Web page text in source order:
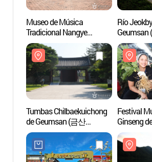
Museo de Música
Tradicional Nangye
(난계국악박물관)
Río
Geumsan
Tumbas Chilbaekuichong
de Geumsan (금산
칠백의총)
Festival
Ginseng
(금산세